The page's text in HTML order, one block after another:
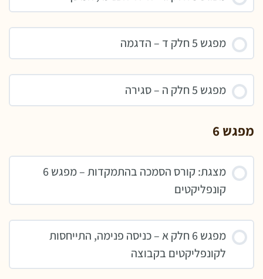
מפגש 5 חלק ד – הדגמה
מפגש 5 חלק ה – סגירה
מפגש 6
מצגת: קורס הסמכה בהתמקדות – מפגש 6
קונפליקטים
מפגש 6 חלק א – כניסה פנימה, התייחסות
לקונפליקטים בקבוצה